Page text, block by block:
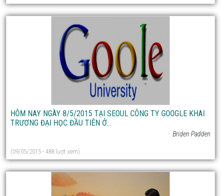
HÔM NAY NGÀY 8/5/2015 TẠI SEOUL CÔNG TY GOOGLE KHAI
TRƯƠNG ĐẠI HỌC ĐẦU TIÊN Ở...
Briden Padden
(09/05/2015 - 488 lượt xem)